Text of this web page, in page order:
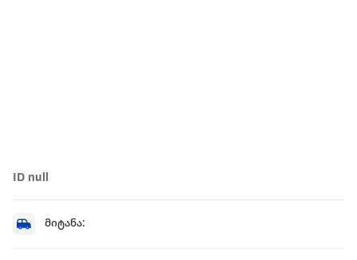
ID null
მიტანა: